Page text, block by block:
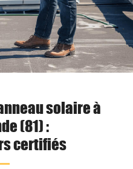
solaire à
(81) :
certifiés